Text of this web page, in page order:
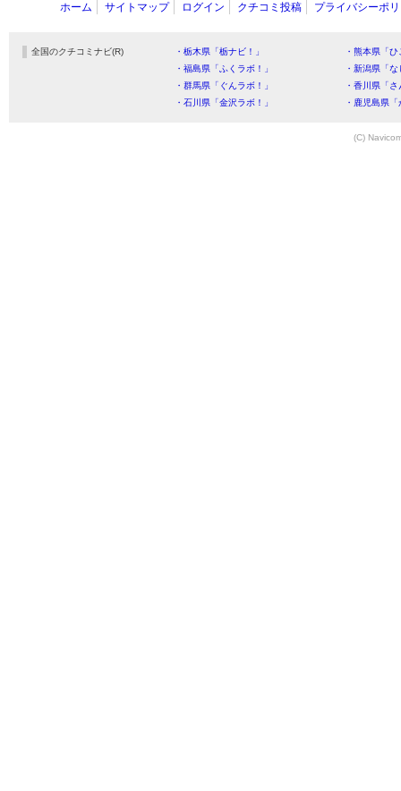
ホーム サイトマップ ログイン クチコミ投稿 プライバシーポ
全国のクチコミナビ(R) ・栃木県「栃ナビ！」
・熊本県「
・福島県「ふくラボ！」
・新潟県「
・群馬県「ぐんラボ！」
・香川県「
・石川県「金沢ラボ！」
・鹿児島県
(C)